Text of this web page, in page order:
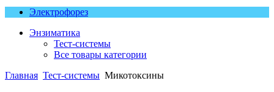
Электрофорез
Энзиматика
Тест-системы
Все товары категории
Главная Тест-системы Микотоксины